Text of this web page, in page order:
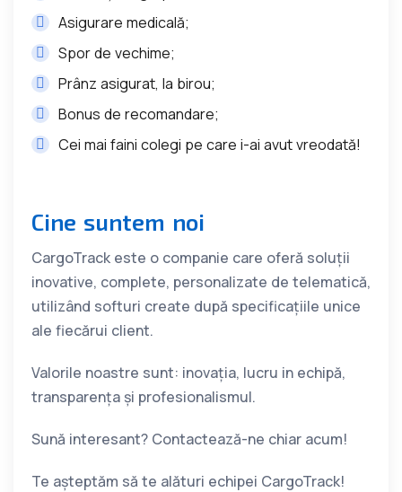
Asigurare medicală;
Spor de vechime;
Prânz asigurat, la birou;
Bonus de recomandare;
Cei mai faini colegi pe care i-ai avut vreodată!
Cine suntem noi
CargoTrack este o companie care oferă soluții
inovative, complete, personalizate de telematică,
utilizând softuri create după specificațiile unice
ale fiecărui client.
Valorile noastre sunt: inovația, lucru in echipă,
transparența și profesionalismul.
Sună interesant? Contactează-ne chiar acum!
Te așteptăm să te alături echipei CargoTrack!